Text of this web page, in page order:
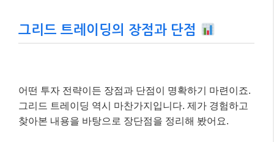
그리드 트레이딩의 장점과 단점
어떤 투자 전략이든 장점과 단점이 명확하기 마련이죠.
그리드 트레이딩 역시 마찬가지입니다. 제가 경험하고
찾아본 내용을 바탕으로 장단점을 정리해 봤어요.